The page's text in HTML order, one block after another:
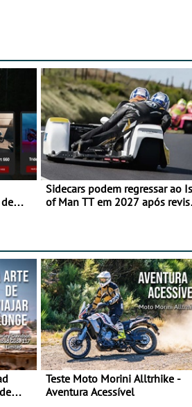
Sidecars podem regressar ao
of Man TT em 2027 após
Teste Moto Morini Alltrhike -
Aventura Acessível